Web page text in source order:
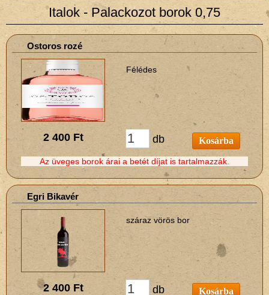
Italok - Palackozot borok 0,75
Ostoros rozé
Félédes
2 400 Ft db Kosárba
Az üveges borok árai a betét díjat is tartalmazzák.
Egri Bikavér
száraz vörös bor
2 400 Ft db Kosárba